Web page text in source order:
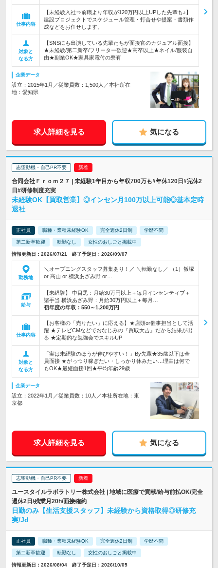
仕事内容
【未経験入社⇒前職より年収が120万円以上UPした先輩も♪】
建設プロジェクトでスケジュール管理・打合せや提案・書類作
成などをお任せします。
対象と
なる方
【SNSにも出演している先輩たちが面接官のカジュアル面接】
★未経験/第二新卒/フリーター歓迎★高卒以上★ネイル/服装自
由★副業OK★家具家電付の寮有
企業データ
設立：2015年1月／従業員数：1,500人／本社所在
地：愛知県
求人詳細を見る 気になる
志望動機・自己PR不要
合同会社Ｆｒｏｍ２７ | 未経験1年目から年収700万も#年休120日#完休2
日#研修制度充実
未経験OK【買取営業】◎インセン月100万以上可能◎基本定時
退社
正社員 職種・業種未経験OK 完全週休2日制 学歴不問
第二新卒歓迎 転勤なし 女性のおしごと掲載中
情報更新日：2026/07/21 終了予定日：2026/09/07
勤務地
＼オープニングスタッフ募集あり！／ ＼転勤なし／ （1）飯塚
or 高山 or 横浜あざみ野 or…
給与
【未経験】 中目黒：月給30万円以上＋毎月インセンティブ＋
諸手当 横浜あざみ野：月給30万円以上＋毎月…
初年度の年収： 550～1,200万円
仕事内容
【お客様の「売りたい」に応える】★店頭or催事担当として活
躍 ★テレビCMなどでおなじみの『買取大吉』だから結果が出
る ★定期的な勉強会でスキルUP
対象と
なる方
「実は未経験のほうが伸びやすい！」By先輩★35歳以下は全
員面接 ★がっつり稼ぎたい・しっかり休みたい…理由は何で
もOK★最短面接1回★平均年齢29歳
企業データ
設立：2022年1月／従業員数：10人／本社所在地：東
京都
求人詳細を見る 気になる
志望動機・自己PR不要
ユースタイルラボラトリー株式会社 | 地域に医療で貢献/給与前払OK/完全
週休2日/残業月20h/面接確約
日勤のみ【生活支援スタッフ】未経験から資格取得◎研修充
実/Jd
正社員 職種・業種未経験OK 完全週休2日制 学歴不問
第二新卒歓迎 転勤なし 女性のおしごと掲載中
情報更新日：2026/08/04 終了予定日：2026/10/05